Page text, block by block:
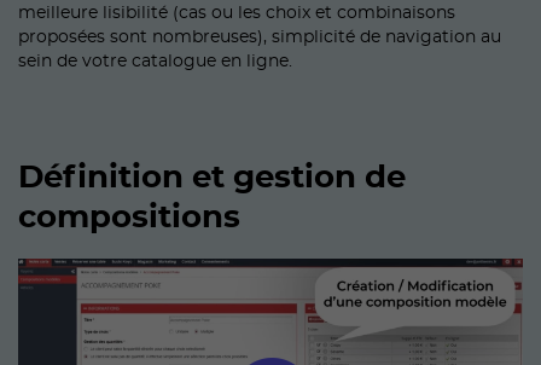
meilleure lisibilité (cas ou les choix et combinaisons
proposées sont nombreuses), simplicité de navigation au
sein de votre catalogue en ligne.
Définition et gestion de
compositions